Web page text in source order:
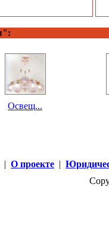
Освещ...
| О проекте |